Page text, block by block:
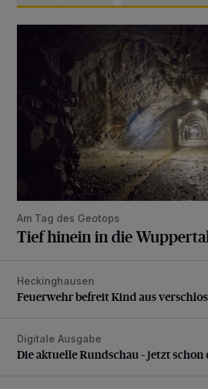
Am Tag des Geotops
Tief hinein in die
Feuerwehr befreit Kind aus
Heckinghausen
Feuerwehr befreit Kind aus
Die aktuelle Rundschau – jetzt schon
Digitale Ausgabe
Die aktuelle Rundschau – jetzt